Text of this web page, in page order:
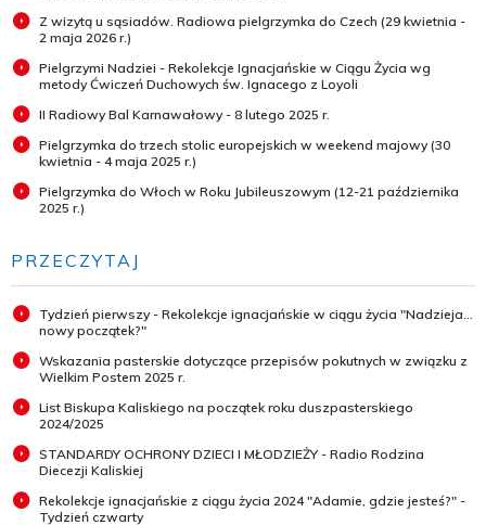
Z wizytą u sąsiadów. Radiowa pielgrzymka do Czech (29 kwietnia -
2 maja 2026 r.)
Pielgrzymi Nadziei - Rekolekcje Ignacjańskie w Ciągu Życia wg
metody Ćwiczeń Duchowych św. Ignacego z Loyoli
II Radiowy Bal Karnawałowy - 8 lutego 2025 r.
Pielgrzymka do trzech stolic europejskich w weekend majowy (30
kwietnia - 4 maja 2025 r.)
Pielgrzymka do Włoch w Roku Jubileuszowym (12-21 października
2025 r.)
PRZECZYTAJ
Tydzień pierwszy - Rekolekcje ignacjańskie w ciągu życia "Nadzieja...
nowy początek?"
Wskazania pasterskie dotyczące przepisów pokutnych w związku z
Wielkim Postem 2025 r.
List Biskupa Kaliskiego na początek roku duszpasterskiego
2024/2025
STANDARDY OCHRONY DZIECI I MŁODZIEŻY - Radio Rodzina
Diecezji Kaliskiej
Rekolekcje ignacjańskie z ciągu życia 2024 "Adamie, gdzie jesteś?" -
Tydzień czwarty